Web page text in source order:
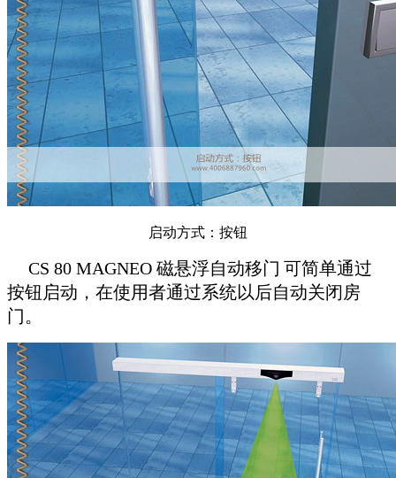
启动方式：按钮
CS 80 MAGNEO 磁悬浮自动移门 可简单通过
按钮启动，在使用者通过系统以后自动关闭房
门。